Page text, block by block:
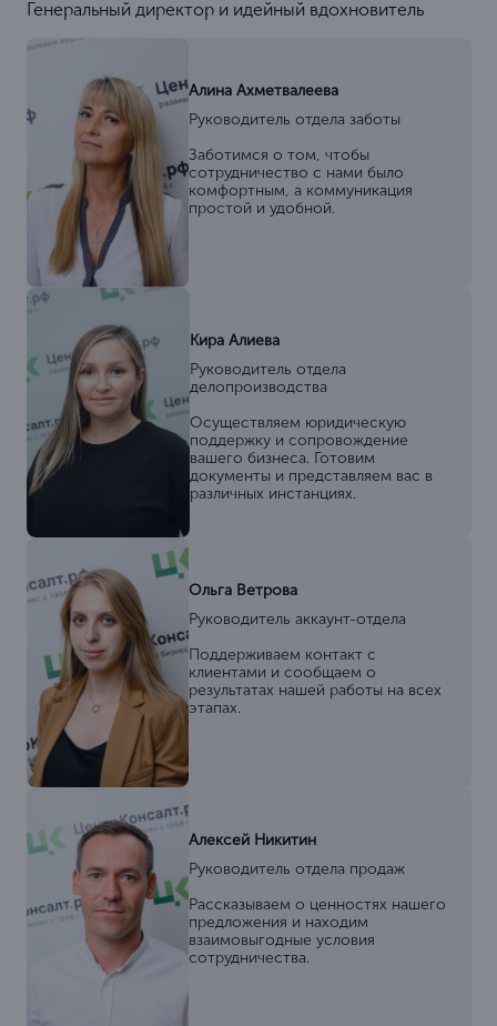
Генеральный директор и идейный вдохновитель
Алина Ахметвалеева
Руководитель отдела заботы
Заботимся о том, чтобы
сотрудничество с нами было
комфортным, а коммуникация
простой и удобной.
Кира Алиева
Руководитель отдела
делопроизводства
Осуществляем юридическую
поддержку и сопровождение
вашего бизнеса. Готовим
документы и представляем вас в
различных инстанциях.
Ольга Ветрова
Руководитель аккаунт-отдела
Поддерживаем контакт с
клиентами и сообщаем о
результатах нашей работы на всех
этапах.
Алексей Никитин
Руководитель отдела продаж
Рассказываем о ценностях нашего
предложения и находим
взаимовыгодные условия
сотрудничества.